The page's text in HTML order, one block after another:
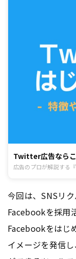
Twitter広告ならこ
広告のプロが解説する
今回は、SNSリ
Facebookを採用
Facebookをはじ
イメージを発信